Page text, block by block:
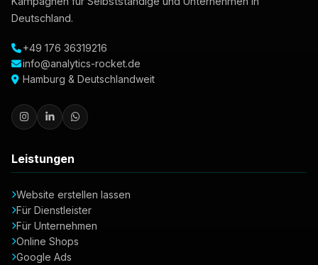
Deutschland.
+49 176 36319216
info@analytics-rocket.de
Hamburg & Deutschlandweit
Leistungen
Website erstellen lassen
Für Dienstleister
Für Unternehmen
Online Shops
Google Ads